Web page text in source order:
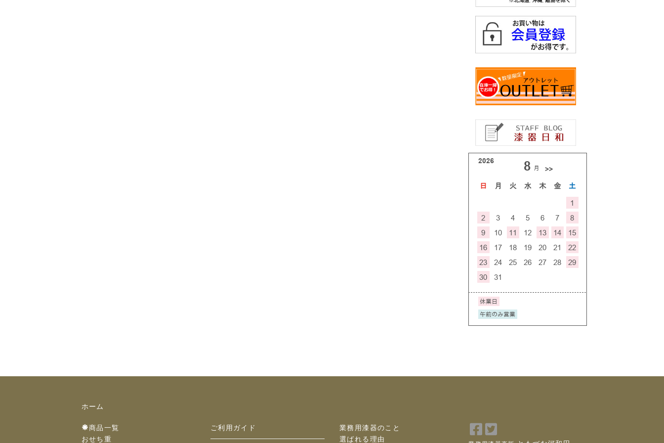
ホーム
商品一覧
おせち重
ご利用ガイド
業務用漆器のこと
選ばれる理由
Facebook